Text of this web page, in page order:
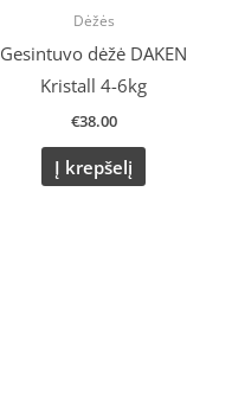
Dėžės
Gesintuvo dėžė DAKEN
Kristall 4-6kg
€38.00
Į krepšelį